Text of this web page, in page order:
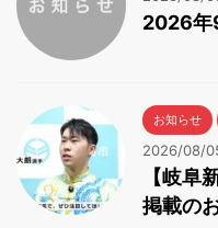
2026
お知らせ
2026/08/
【岐阜
掲載の